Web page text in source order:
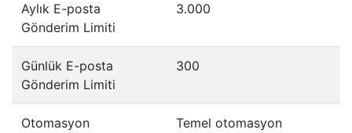
Aylık E-posta
Gönderim Limiti
3.000
Günlük E-posta
Gönderim Limiti
300
Otomasyon
Temel otomasyon